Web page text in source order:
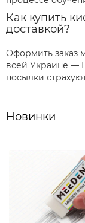
Как купить
доставкой?
Оформить заказ
всей Украине —
посылки
Новинки